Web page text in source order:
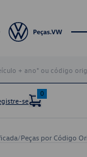
se
0
/Peças por Código